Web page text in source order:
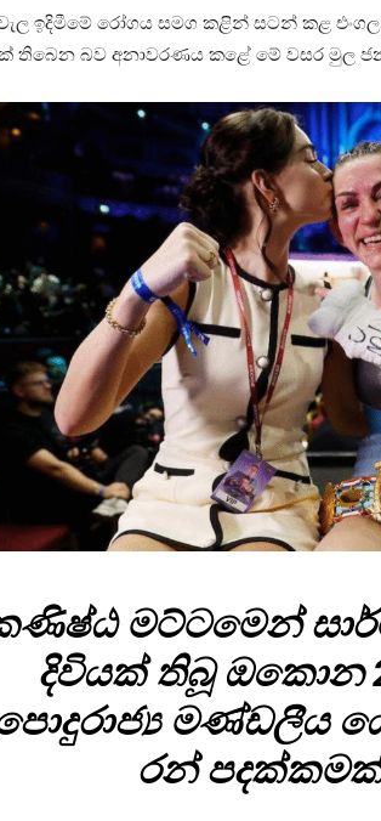
ඉදිමීමේ රෝගය සමග කළින් සටන් කළ
තිබෙන බව අනාවරණය කළේ මේ වසර මුල
මට්ටමෙන්
දිවියක් තිබූ ඔකොන
මණ්ඩලීය
රන් පදක්කමක්